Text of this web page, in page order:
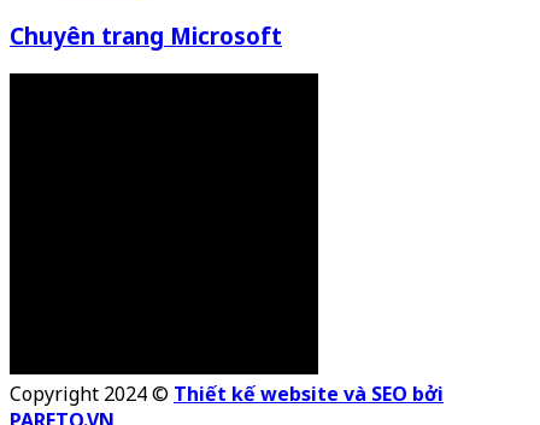
Chuyên trang Microsoft
Copyright 2024 © Thiết kế website và SEO bởi